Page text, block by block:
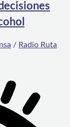
/ Radio Ruta